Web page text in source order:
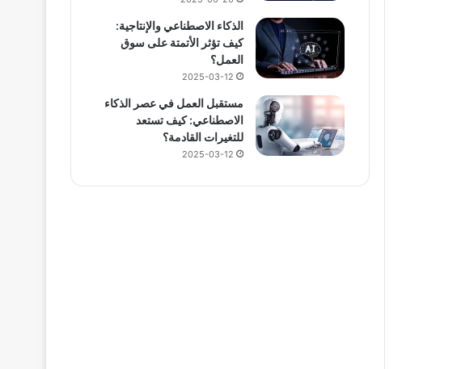
الذكاء الاصطناعي والإنتاجية:
كيف تؤثر الأتمتة على سوق
العمل؟
2025-03-12
مستقبل العمل في عصر الذكاء
الاصطناعي: كيف تستعد
للتغيرات القادمة؟
2025-03-12